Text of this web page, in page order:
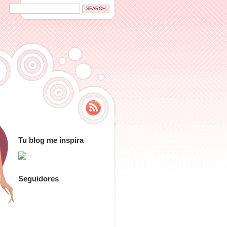
Tu blog me inspira
Seguidores